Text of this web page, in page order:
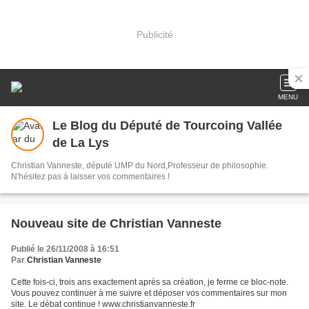
Publicité
MENU
Le Blog du Député de Tourcoing Vallée
de La Lys
Christian Vanneste, député UMP du Nord,Professeur de philosophie.
N'hésitez pas à laisser vos commentaires !
Nouveau site de Christian Vanneste
Publié le 26/11/2008 à 16:51
Par Christian Vanneste
Cette fois-ci, trois ans exactement après sa création, je ferme ce bloc-note.
Vous pouvez continuer à me suivre et déposer vos commentaires sur mon
site. Le débat continue ! www.christianvanneste.fr